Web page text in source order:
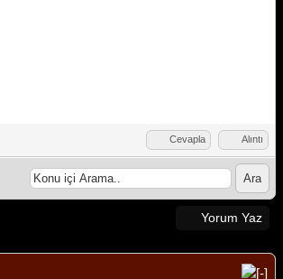
Cevapla Alıntı
Yorum Yaz